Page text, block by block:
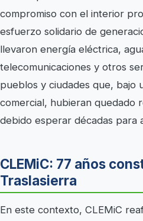
compromiso con el interior
esfuerzo solidario de
llevaron energía eléctrica,
telecomunicaciones y otros
pueblos y ciudades que, bajo
comercial, hubieran quedado
debido esperar décadas para
CLEMiC: 77 años
Traslasierra
En este contexto, CLEMiC